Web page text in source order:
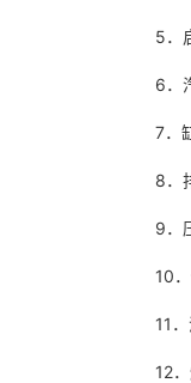
5．
6．
7．
8．
9．
10
11
12